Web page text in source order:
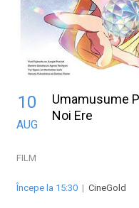
10
AUG
Umamusume
Noi Ere
FILM
Începe la 15:30 | CineGold